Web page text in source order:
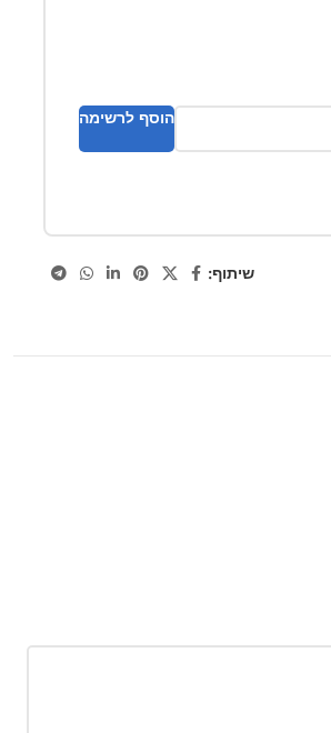
הוסף לרשימה
שיתוף: